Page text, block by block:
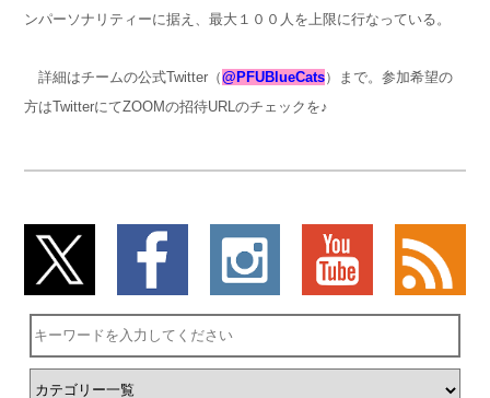
ンパーソナリティーに据え、最大１００人を上限に行なっている。
詳細はチームの公式Twitter（@PFUBlueCats）まで。参加希望の
方はTwitterにてZOOMの招待URLのチェックを♪